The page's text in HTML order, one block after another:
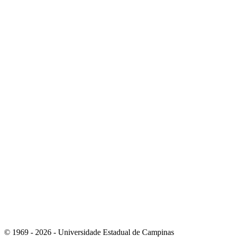
© 1969 - 2026 - Universidade Estadual de Campinas